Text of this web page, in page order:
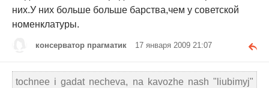
них.У них больше больше барства,чем у советской
номенклатуры.
консерватор прагматик 17 января 2009 21:07
tochnee i gadat necheva, na kavozhe nash "liubimyj"